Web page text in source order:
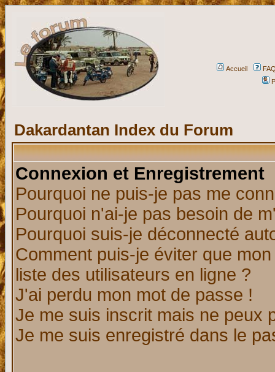
Accueil
Dakardantan Index du Forum
Connexion et Enregistrement
Pourquoi ne puis-je pas me
Pourquoi n'ai-je pas besoin de
Pourquoi suis-je déconnecté
Comment puis-je éviter que
liste des utilisateurs en ligne ?
J'ai perdu mon mot de passe !
Je me suis inscrit mais ne peux
Je me suis enregistré dans le